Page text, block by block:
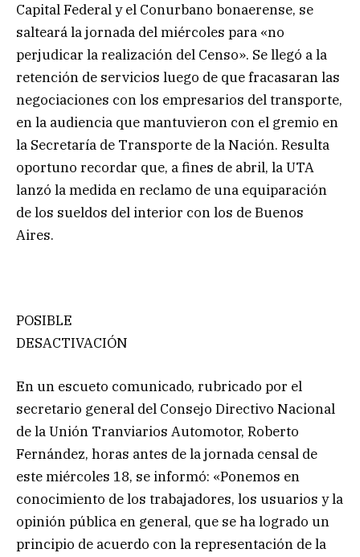
Capital Federal y el Conurbano bonaerense, se
salteará la jornada del miércoles para «no
perjudicar la realización del Censo». Se llegó a la
retención de servicios luego de que fracasaran las
negociaciones con los empresarios del transporte,
en la audiencia que mantuvieron con el gremio en
la Secretaría de Transporte de la Nación. Resulta
oportuno recordar que, a fines de abril, la UTA
lanzó la medida en reclamo de una equiparación
de los sueldos del interior con los de Buenos
Aires.
POSIBLE
DESACTIVACIÓN
En un escueto comunicado, rubricado por el
secretario general del Consejo Directivo Nacional
de la Unión Tranviarios Automotor, Roberto
Fernández, horas antes de la jornada censal de
este miércoles 18, se informó: «Ponemos en
conocimiento de los trabajadores, los usuarios y la
opinión pública en general, que se ha logrado un
principio de acuerdo con la representación de la